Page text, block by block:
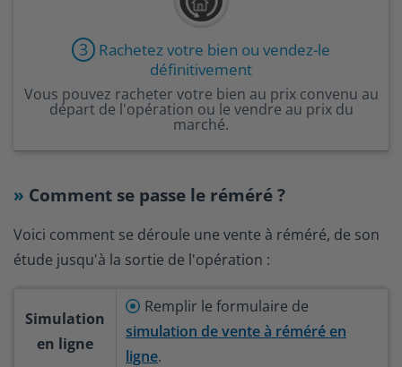
3
Rachetez votre bien ou vendez-le
définitivement
Vous pouvez racheter votre bien au prix convenu au
départ de l'opération ou le vendre au prix du
marché.
Comment se passe le réméré ?
Voici comment se déroule une vente à réméré, de son
étude jusqu'à la sortie de l'opération :
Simulation
en ligne
Remplir le formulaire de
simulation de vente à réméré en
ligne.